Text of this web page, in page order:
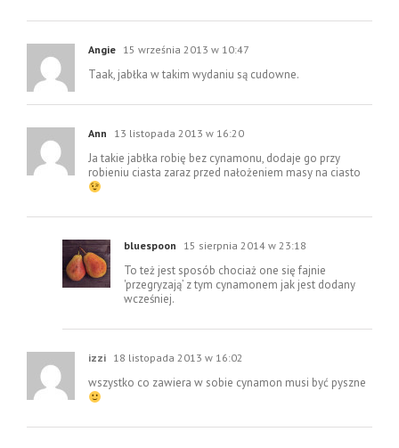
Angie 15 września 2013 w 10:47
Taak, jabłka w takim wydaniu są cudowne.
Ann 13 listopada 2013 w 16:20
Ja takie jabłka robię bez cynamonu, dodaje go przy
robieniu ciasta zaraz przed nałożeniem masy na ciasto
bluespoon 15 sierpnia 2014 w 23:18
To też jest sposób chociaż one się fajnie
'przegryzają’ z tym cynamonem jak jest dodany
wcześniej.
izzi 18 listopada 2013 w 16:02
wszystko co zawiera w sobie cynamon musi być pyszne